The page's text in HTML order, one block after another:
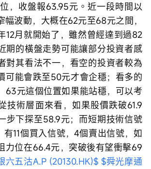
，收盤報63.95元。近一段時間以
幅波動，大概在62元至68元之間，
12月就開始了，雖然曾經達到過82
期的橫盤走勢可能讓部分投資者感
對其看法不一，看空的投資者較為
可能會跌至50元才會企穩；看多的
63元這個位置如果能站穩，可以考
技術層面來看，如果股價跌破61.9
步下探至58.9元；而短期技術信號
有11個買入信號，4個賣出信號，如
力位在66.4元，突破後有望衝擊69
六五沽A.P (20130.HK)$ $舜光摩通